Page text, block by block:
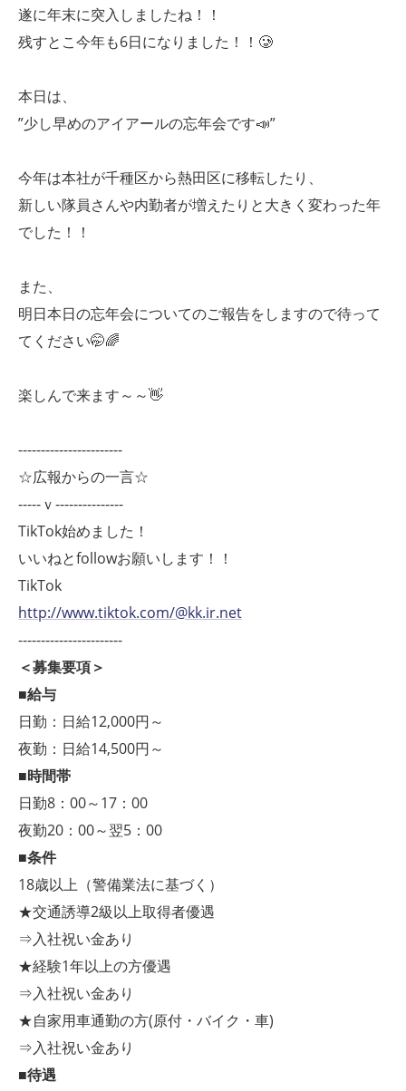
遂に年末に突入しましたね！！
残すとこ今年も6日になりました！！🥲
本日は、
”少し早めのアイアールの忘年会です📣”
今年は本社が千種区から熱田区に移転したり、
新しい隊員さんや内勤者が増えたりと大きく変わった年
でした！！
また、
明日本日の忘年会についてのご報告をしますので待って
てください🤭🌈
楽しんで来ます～～👋
-----------------------
☆広報からの一言☆
-----ｖ---------------
TikTok始めました！
いいねとfollowお願いします！！
TikTok
http://www.tiktok.com/@kk.ir.net
-----------------------
＜募集要項＞
■給与
日勤：日給12,000円～
夜勤：日給14,500円～
■時間帯
日勤8：00～17：00
夜勤20：00～翌5：00
■条件
18歳以上（警備業法に基づく）
★交通誘導2級以上取得者優遇
⇒入社祝い金あり
★経験1年以上の方優遇
⇒入社祝い金あり
★自家用車通勤の方(原付・バイク・車)
⇒入社祝い金あり
■待遇